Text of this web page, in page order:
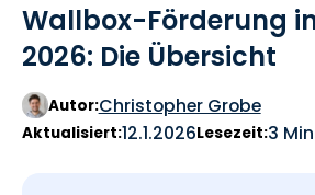
Wallbox-Förderung
2026: Die Übersicht
Autor:Christopher Grobe
Aktualisiert:12.1.2026Lesezeit:3